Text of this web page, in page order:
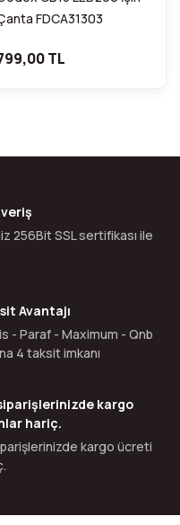
FDCA31303
TL
256Bit SSL sertifikası ile
Avantajı
- Paraf - Maximum - Qnb
4 taksit imkanı
kargo
hariç.
kargo ücreti